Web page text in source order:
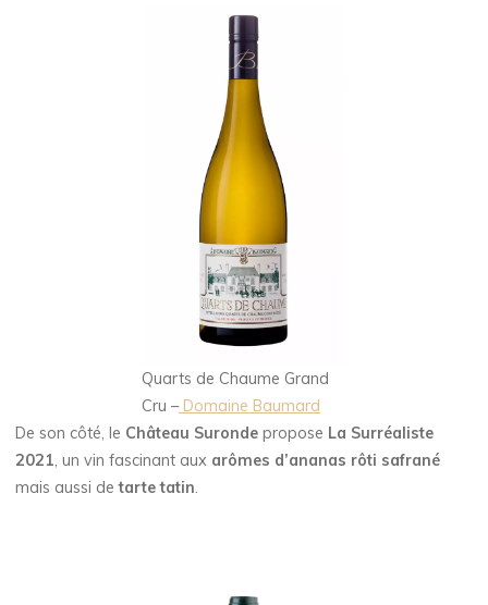
Quarts de Chaume Grand
Cru –Domaine Baumard
De son côté, le Château Suronde propose La Surréaliste
2021, un vin fascinant aux arômes d’ananas rôti safrané
mais aussi detarte tatin.